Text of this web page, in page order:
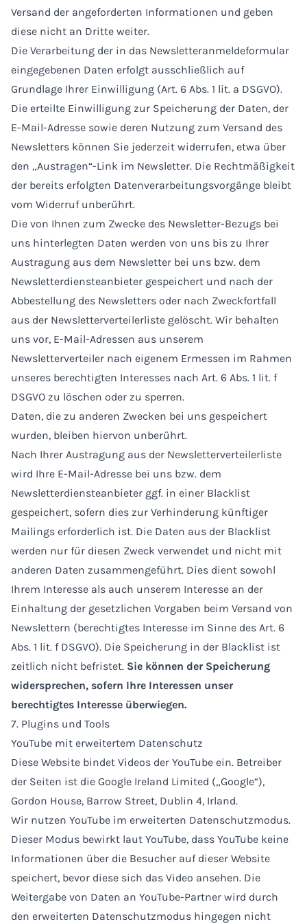
Versand der angeforderten Informationen und geben
diese nicht an Dritte weiter.
Die Verarbeitung der in das Newsletteranmeldeformular
eingegebenen Daten erfolgt ausschließlich auf
Grundlage Ihrer Einwilligung (Art. 6 Abs. 1 lit. a DSGVO).
Die erteilte Einwilligung zur Speicherung der Daten, der
E-Mail-Adresse sowie deren Nutzung zum Versand des
Newsletters können Sie jederzeit widerrufen, etwa über
den „Austragen“-Link im Newsletter. Die Rechtmäßigkeit
der bereits erfolgten Datenverarbeitungsvorgänge bleibt
vom Widerruf unberührt.
Die von Ihnen zum Zwecke des Newsletter-Bezugs bei
uns hinterlegten Daten werden von uns bis zu Ihrer
Austragung aus dem Newsletter bei uns bzw. dem
Newsletterdiensteanbieter gespeichert und nach der
Abbestellung des Newsletters oder nach Zweckfortfall
aus der Newsletterverteilerliste gelöscht. Wir behalten
uns vor, E-Mail-Adressen aus unserem
Newsletterverteiler nach eigenem Ermessen im Rahmen
unseres berechtigten Interesses nach Art. 6 Abs. 1 lit. f
DSGVO zu löschen oder zu sperren.
Daten, die zu anderen Zwecken bei uns gespeichert
wurden, bleiben hiervon unberührt.
Nach Ihrer Austragung aus der Newsletterverteilerliste
wird Ihre E-Mail-Adresse bei uns bzw. dem
Newsletterdiensteanbieter ggf. in einer Blacklist
gespeichert, sofern dies zur Verhinderung künftiger
Mailings erforderlich ist. Die Daten aus der Blacklist
werden nur für diesen Zweck verwendet und nicht mit
anderen Daten zusammengeführt. Dies dient sowohl
Ihrem Interesse als auch unserem Interesse an der
Einhaltung der gesetzlichen Vorgaben beim Versand von
Newslettern (berechtigtes Interesse im Sinne des Art. 6
Abs. 1 lit. f DSGVO). Die Speicherung in der Blacklist ist
zeitlich nicht befristet. Sie können der Speicherung
widersprechen, sofern Ihre Interessen unser
berechtigtes Interesse überwiegen.
7. Plugins und Tools
YouTube mit erweitertem Datenschutz
Diese Website bindet Videos der YouTube ein. Betreiber
der Seiten ist die Google Ireland Limited („Google“),
Gordon House, Barrow Street, Dublin 4, Irland.
Wir nutzen YouTube im erweiterten Datenschutzmodus.
Dieser Modus bewirkt laut YouTube, dass YouTube keine
Informationen über die Besucher auf dieser Website
speichert, bevor diese sich das Video ansehen. Die
Weitergabe von Daten an YouTube-Partner wird durch
den erweiterten Datenschutzmodus hingegen nicht